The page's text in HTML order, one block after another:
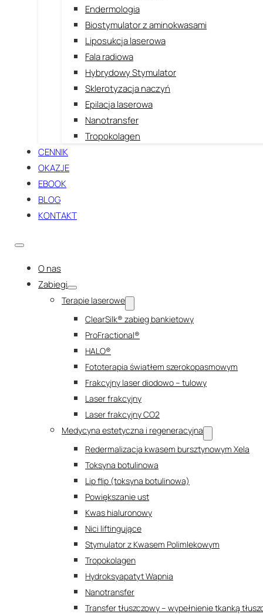
Endermologia
Biostymulator z aminokwasami
Liposukcja laserowa
Fala radiowa
Hybrydowy Stymulator
Sklerotyzacja naczyń
Epilacja laserowa
Nanotransfer
Tropokolagen
CENNIK
OKAZJE
EBOOK
BLOG
KONTAKT
O nas
Zabiegi
Terapie laserowe
ClearSilk® zabieg bankietowy
ProFractional®
HALO®
Fototerapia światłem szerokopasmowym
Frakcyjny laser diodowo – tulowy
Laser frakcyjny
Laser frakcyjny CO2
Medycyna estetyczna i regeneracyjna
Redermalizacja kwasem bursztynowym Xela
Toksyna botulinowa
Lip flip (toksyna botulinowa)
Powiększanie ust
Kwas hialuronowy
Nici liftingujące
Stymulator z Kwasem Polimlekowym
Tropokolagen
Hydroksyapatyt Wapnia
Nanotransfer
Transfer tłuszczowy – wypełnienie tkanką